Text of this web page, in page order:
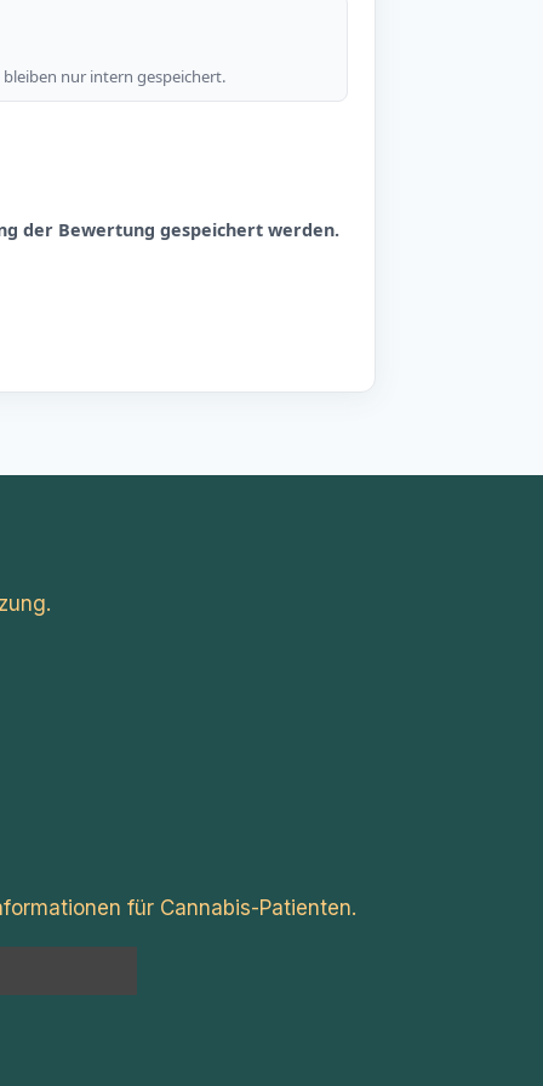
nur intern gespeichert.
der Bewertung gespeichert werden.
für Cannabis-Patienten.